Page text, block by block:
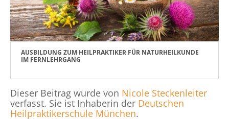
AUSBILDUNG ZUM HEILPRAKTIKER FÜR NATURHEILKUNDE
IM FERNLEHRGANG
Dieser Beitrag wurde von Nicole Steckenleiter
verfasst. Sie ist Inhaberin der Deutschen
Heilpraktikerschule München.